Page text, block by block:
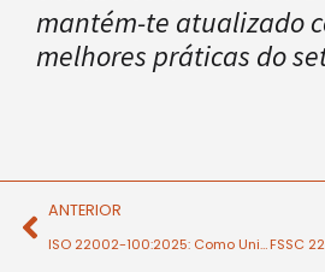
mantém-te atualizado
melhores práticas do
ANTERIOR
ISO 22002-100:2025: Como Unificar os seus PRPs e Simplificar a Documentação